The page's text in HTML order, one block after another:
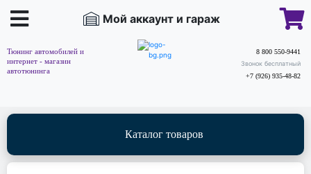
Мой аккаунт и гараж
Тюнинг автомобилей и
интернет - магазин
автотюнинга
8 800 550-9441
Звонок бесплатный
+7 (926) 935-48-82
Каталог товаров